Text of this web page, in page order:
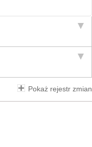
Pokaż rejestr zmian